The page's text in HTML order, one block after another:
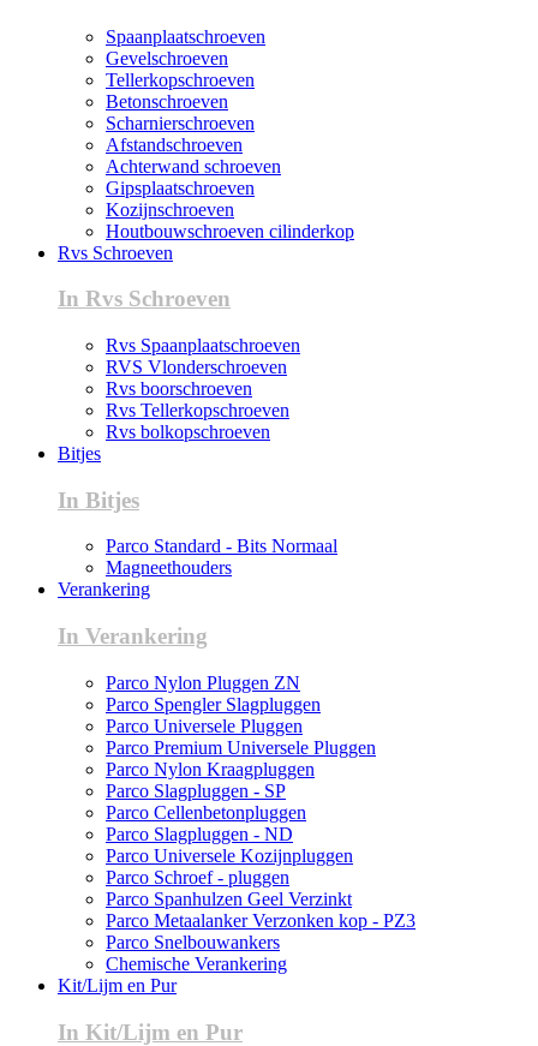
Spaanplaatschroeven
Gevelschroeven
Tellerkopschroeven
Betonschroeven
Scharnierschroeven
Afstandschroeven
Achterwand schroeven
Gipsplaatschroeven
Kozijnschroeven
Houtbouwschroeven cilinderkop
Rvs Schroeven
In Rvs Schroeven
Rvs Spaanplaatschroeven
RVS Vlonderschroeven
Rvs boorschroeven
Rvs Tellerkopschroeven
Rvs bolkopschroeven
Bitjes
In Bitjes
Parco Standard - Bits Normaal
Magneethouders
Verankering
In Verankering
Parco Nylon Pluggen ZN
Parco Spengler Slagpluggen
Parco Universele Pluggen
Parco Premium Universele Pluggen
Parco Nylon Kraagpluggen
Parco Slagpluggen - SP
Parco Cellenbetonpluggen
Parco Slagpluggen - ND
Parco Universele Kozijnpluggen
Parco Schroef - pluggen
Parco Spanhulzen Geel Verzinkt
Parco Metaalanker Verzonken kop - PZ3
Parco Snelbouwankers
Chemische Verankering
Kit/Lijm en Pur
In Kit/Lijm en Pur